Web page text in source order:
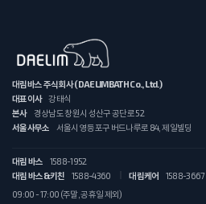
대림바스 주식회사 (DAELIMBATH Co., Ltd.)
대표이사
강태식
본사
경상남도 창원시 성산구 공단로 52
서울사무소
서울시 영등포구 버드나루로 84, 제일빌딩
대림 바스
1588-1952
대림 바스&키친
1588-4360 대림케어
1588-3667
09:00 - 17:00 (주말, 공휴일 제외)